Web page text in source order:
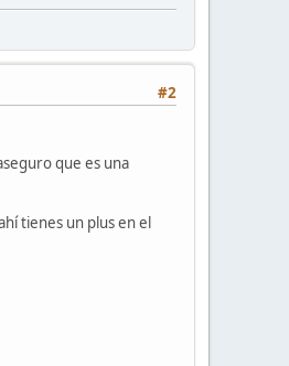
#2
que es una
tienes un plus en el